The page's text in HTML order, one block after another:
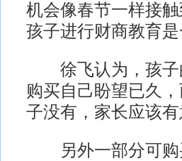
机会像春节一样接
孩子进行财商教育是
徐飞认为，孩子
购买自己盼望已久
子没有，家长应该
另外一部分可购